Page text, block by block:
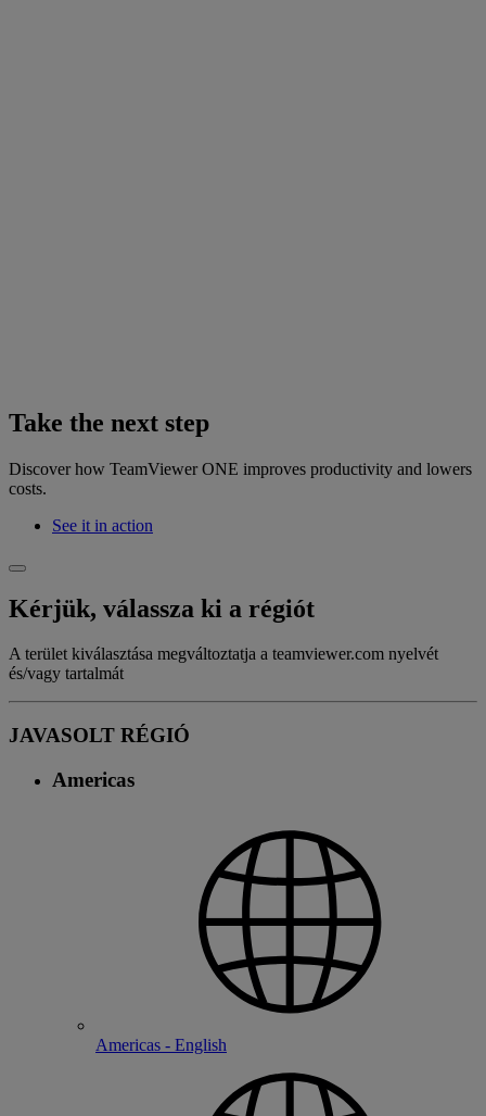
Take the next step
Discover how TeamViewer ONE improves productivity and lowers
costs.
See it in action
Kérjük, válassza ki a régiót
A terület kiválasztása megváltoztatja a teamviewer.com nyelvét
és/vagy tartalmát
JAVASOLT RÉGIÓ
Americas
Americas - English